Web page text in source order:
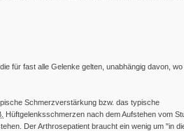
für fast alle Gelenke gelten, unabhängig davon,
Schmerzverstärkung bzw. das typische
Hüftgelenksschmerzen nach dem Aufstehen vom
Der Arthrosepatient braucht ein wenig um "in